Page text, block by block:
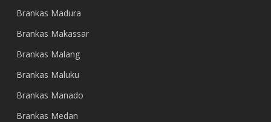
Brankas Madura
Brankas Makassar
Brankas Malang
Brankas Maluku
Brankas Manado
Brankas Medan